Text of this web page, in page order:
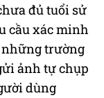
đủ tuổi sử
cầu xác minh
những trường
ảnh tự chụp
dùng